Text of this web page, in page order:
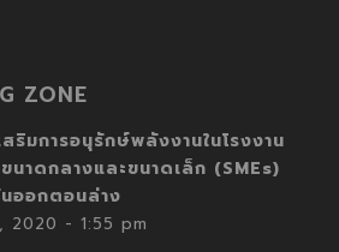
ZONE
ริมการอนุรักษ์พลังงานในโรงงาน
นาดกลางและขนาดเล็ก (SMEs)
ออกตอนล่าง
2020 - 1:55 pm